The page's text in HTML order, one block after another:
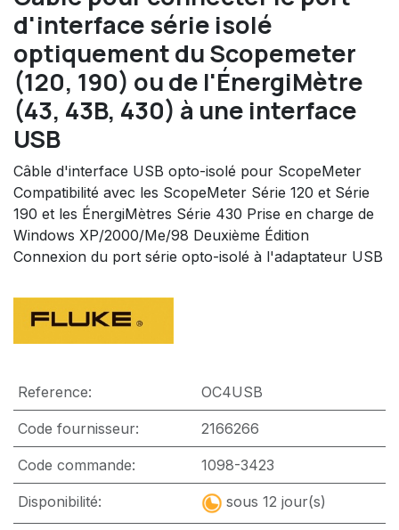
d'interface série isolé
optiquement du Scopemeter
(120, 190) ou de l'ÉnergiMètre
(43, 43B, 430) à une interface
USB
Câble d'interface USB opto-isolé pour ScopeMeter
Compatibilité avec les ScopeMeter Série 120 et Série
190 et les ÉnergiMètres Série 430 Prise en charge de
Windows XP/2000/Me/98 Deuxième Édition
Connexion du port série opto-isolé à l'adaptateur USB
Reference: OC4USB
Code fournisseur: 2166266
Code commande: 1098-3423
Disponibilité: sous 12 jour(s)